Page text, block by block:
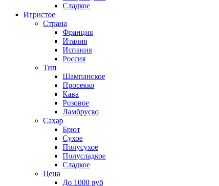
Сладкое
Игристое
Страна
Франция
Италия
Испания
Россия
Тип
Шампанское
Просекко
Кава
Розовое
Ламбруско
Сахар
Брют
Сухое
Полусухое
Полусладкое
Сладкое
Цена
До 1000 руб